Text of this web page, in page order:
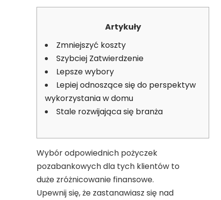
Artykuły
Zmniejszyć koszty
Szybciej Zatwierdzenie
Lepsze wybory
Lepiej odnoszące się do perspektyw
wykorzystania w domu
Stale rozwijająca się branża
Wybór odpowiednich pożyczek
pozabankowych dla tych klientów to
duże zróżnicowanie finansowe.
Upewnij się, że zastanawiasz się nad